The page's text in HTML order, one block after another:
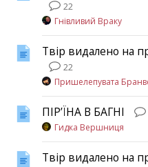
22
Гнівливий Враку
Твір видалено на
22
Пришелепувата
ПІР’ЇНА В БАГНІ
Гидка Вершниця
Твір видалено на